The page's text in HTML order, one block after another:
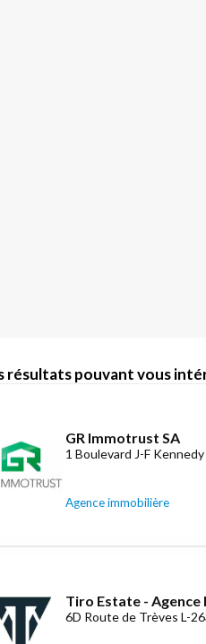
résultats pouvant vous
GR Immotrust SA
1 Boulevard J-F
Agence immobilière
Tiro Estate -
6D Route de Trèves L-